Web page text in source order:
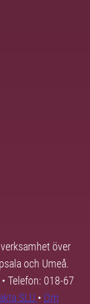
över
och Umeå.
Telefon: 018-67
SLU • Om